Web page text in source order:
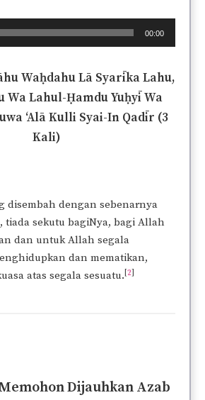
00:00
Waḥdahu Lā Syarīka Lahu,
Wa Lahul-Ḥamdu Yuḥyī Wa
‘Alā Kulli Syai-In Qadīr (3
Kali)
disembah dengan sebenarnya
sekutu bagiNya, bagi Allah
dan untuk Allah segala
dan mematikan,
atas segala sesuatu. [2]
Dijauhkan Azab